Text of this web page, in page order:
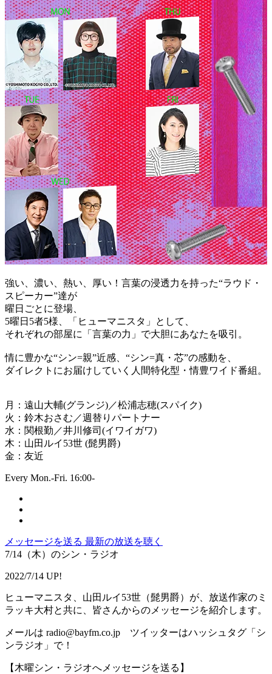
強い、濃い、熱い、厚い！言葉の浸透力を持った“ラウド・
スピーカー”達が
曜日ごとに登場、
5曜日5者5様、「ヒューマニスタ」として、
それぞれの部屋に「言葉の力」で大胆にあなたを吸引。
情に豊かな“シン=親”近感、“シン=真・芯”の感動を、
ダイレクトにお届けしていく人間特化型・情豊ワイド番組。
月：遠山大輔(グランジ)／松浦志穂(スパイク)
火：鈴木おさむ／週替りパートナー
水：関根勤／井川修司(イワイガワ)
木：山田ルイ53世 (髭男爵)
金：友近
Every Mon.-Fri. 16:00-
メッセージを送る 最新の放送を聴く
7/14（木）のシン・ラジオ
2022/7/14 UP!
ヒューマニスタ、山田ルイ53世（髭男爵）が、放送作家のミ
ラッキ大村と共に、皆さんからのメッセージを紹介します。
メールは radio@bayfm.co.jp ツイッターはハッシュタグ「シ
ンラジオ」で！
【木曜シン・ラジオへメッセージを送る】